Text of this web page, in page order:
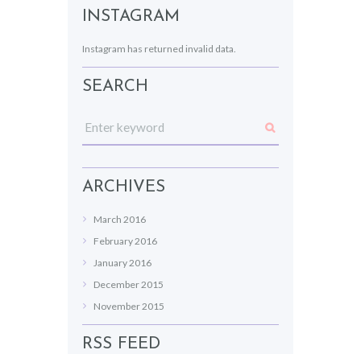
INSTAGRAM
Instagram has returned invalid data.
SEARCH
ARCHIVES
March 2016
February 2016
January 2016
December 2015
November 2015
RSS FEED